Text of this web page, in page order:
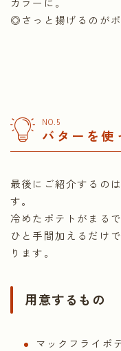
◎さっと揚げるのがポ
NO.5
バターを使
最後にご紹介するの
す。
冷めたポテトがまるで
ひと手間加えるだけ
ります。
用意するもの
マックフライポ